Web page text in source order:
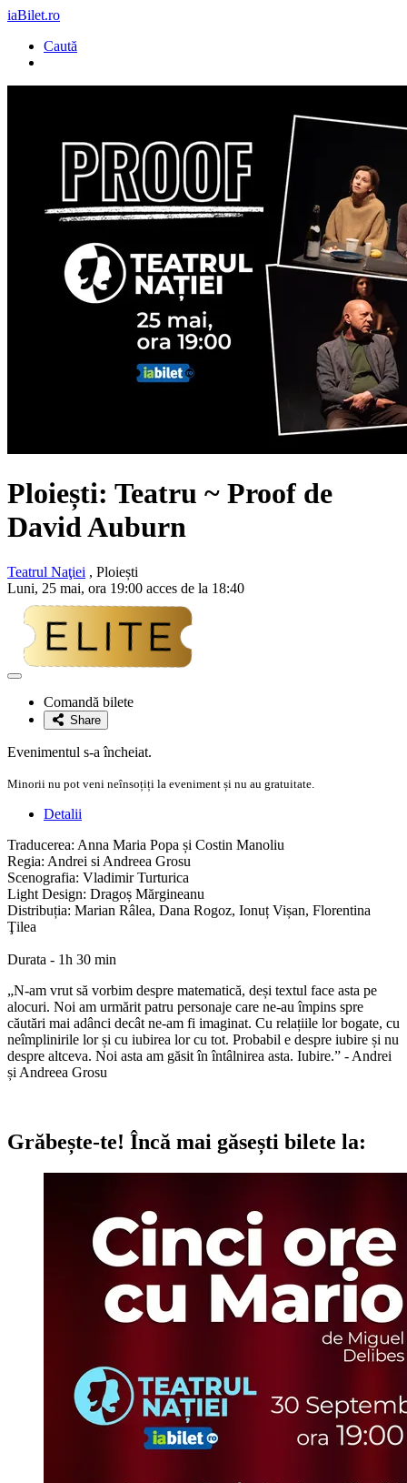
iaBilet.ro
Caută
Ploiești: Teatru ~ Proof de
David Auburn
Teatrul Naţiei , Ploiești
Luni, 25 mai, ora 19:00 acces de la 18:40
Adaugă
favoriteComandă bilete
Share
Evenimentul s-a încheiat.
Minorii nu pot veni neînsoțiți la eveniment și nu au gratuitate.
Detalii
Traducerea: Anna Maria Popa și Costin Manoliu
Regia: Andrei si Andreea Grosu
Scenografia: Vladimir Turturica
Light Design: Dragoș Mărgineanu
Distribuția: Marian Râlea, Dana Rogoz, Ionuț Vișan, Florentina
Ţilea
Durata - 1h 30 min
„N-am vrut să vorbim despre matematică, deși textul face asta pe
alocuri. Noi am urmărit patru personaje care ne-au împins spre
căutări mai adânci decât ne-am fi imaginat. Cu relațiile lor bogate, cu
neîmplinirile lor și cu iubirea lor cu tot. Probabil e despre iubire și nu
despre altceva. Noi asta am găsit în întâlnirea asta. Iubire.” - Andrei
și Andreea Grosu
Grăbește-te! Încă mai găsești bilete la: